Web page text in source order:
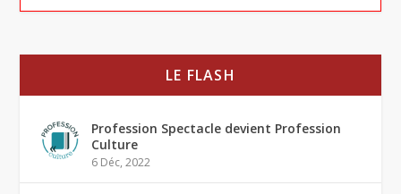
LE FLASH
Profession Spectacle devient Profession
Culture
6 Déc, 2022